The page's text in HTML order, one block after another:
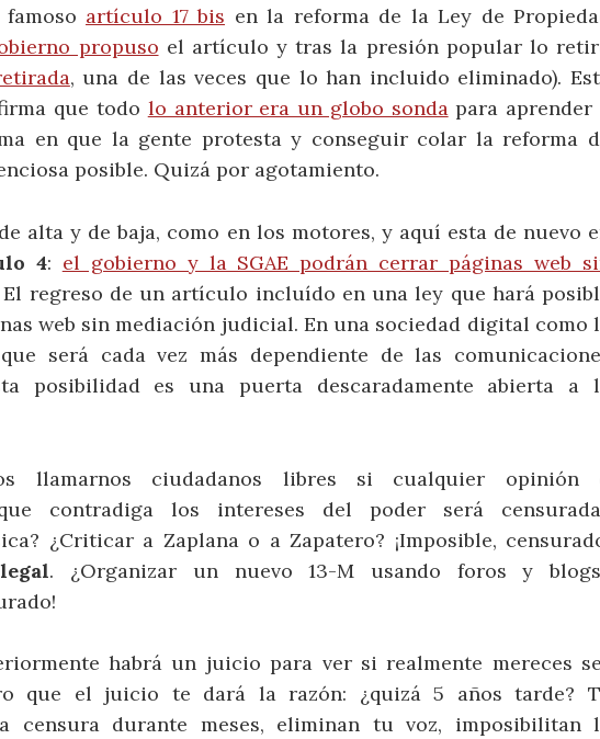
artículo 17 bis en la reforma de la Ley de
propuso el artículo y tras la presión popular lo
, una de las veces que lo han incluido eliminado).
que todo lo anterior era un globo sondapara aprender
en que la gente protesta y conseguir colar la reforma
posible. Quizá por agotamiento.
alta y de baja, como en los motores, y aquí esta de nuevo
4: el gobierno y la SGAE podrán cerrar páginas web
El regreso de un artículo incluído en una ley que hará
web sin mediación judicial. En una sociedad digital como
será cada vez más dependiente de las
posibilidad es una puerta descaradamente abierta a
llamarnos ciudadanos libres si cualquier opinión
contradiga los intereses del poder será
¿Criticar a Zaplana o a Zapatero? ¡Imposible,
. ¿Organizar un nuevo 13-M usando foros y
habrá un juicio para ver si realmente mereces
que el juicio te dará la razón: ¿quizá 5 años tarde?
censura durante meses, eliminan tu voz, imposibilitan